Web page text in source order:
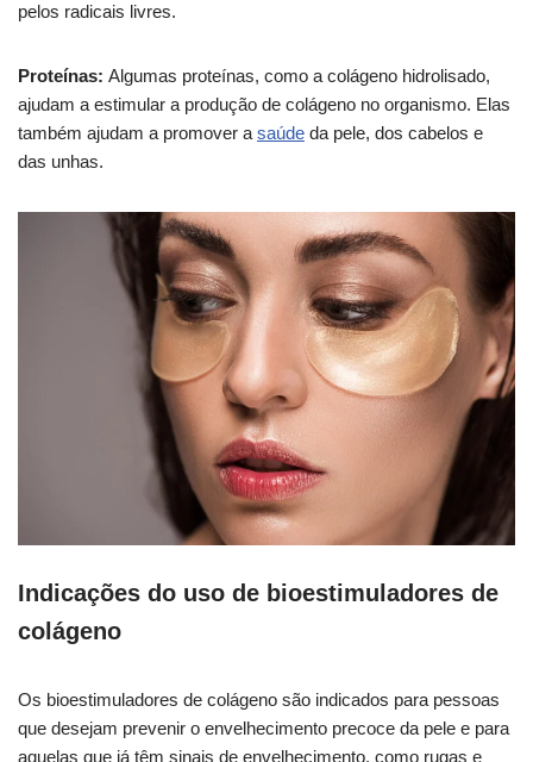
pelos radicais livres.
Proteínas: Algumas proteínas, como a colágeno hidrolisado,
ajudam a estimular a produção de colágeno no organismo. Elas
também ajudam a promover asaúde da pele, dos cabelos e
das unhas.
Indicações do uso de bioestimuladores de
colágeno
Os bioestimuladores de colágeno são indicados para pessoas
que desejam prevenir o envelhecimento precoce da pele e para
aquelas que já têm sinais de envelhecimento, como rugas e